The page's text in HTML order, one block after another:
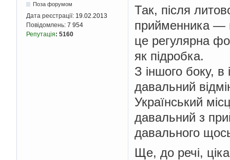
Поза форумом
Дата реєстрації: 19.02.2013
Повідомлень: 7 954
Репутація: 5160
Так, після
прийменника —
це регулярна
як підробка.
З іншого боку,
давальний
Український
давальний з
давального
Ще, до речі,